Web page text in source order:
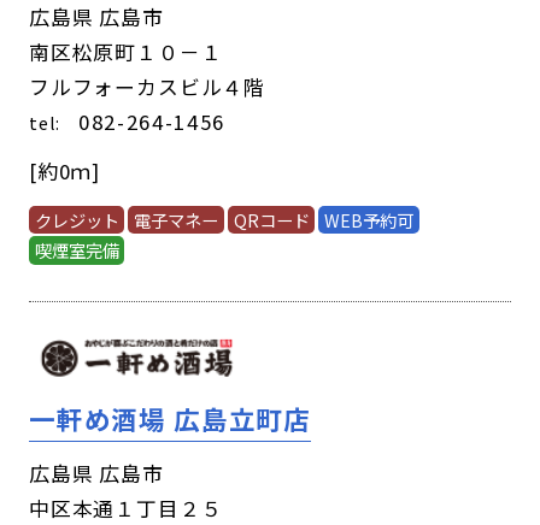
広島県 広島市
南区松原町１０－１
フルフォーカスビル４階
tel: 082-264-1456
[約0ｍ]
クレジット 電子マネー QRコード
WEB予約可
喫煙室完備
一軒め酒場 広島立町店
広島県 広島市
中区本通１丁目２５